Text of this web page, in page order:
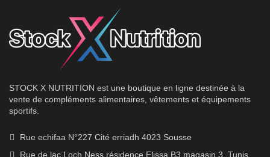
STOCK X NUTRITION est une boutique en ligne destinée à la
vente de compléments alimentaires, vêtements et équipements
sportifs.
Rue echifaa N°227 Cité erriadh 4023 Sousse
Rue de lac Loch Ness résidence Elissa B3 magasin 3, Tunis